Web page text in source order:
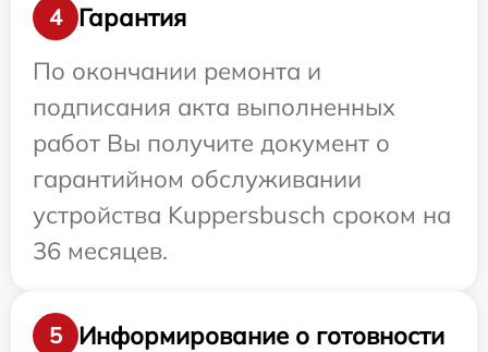
4
Гарантия
По окончании ремонта и
подписания акта выполненных
работ Вы получите документ о
гарантийном обслуживании
устройства Kuppersbusch сроком на
36 месяцев.
5
Информирование о готовности